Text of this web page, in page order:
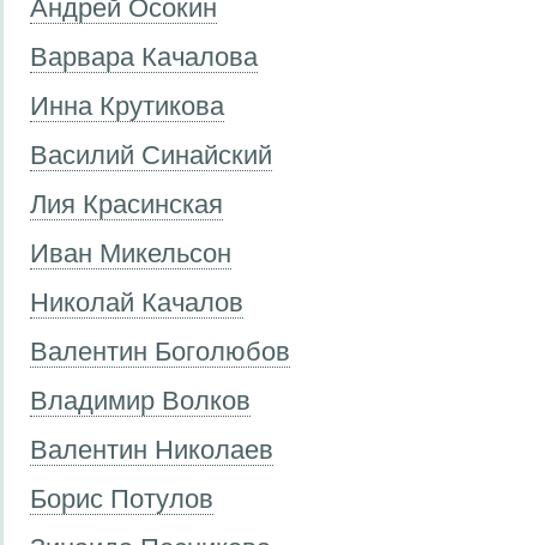
Андрей Осокин
Варвара Качалова
Инна Крутикова
Василий Синайский
Лия Красинская
Иван Микельсон
Николай Качалов
Валентин Боголюбов
Владимир Волков
Валентин Николаев
Борис Потулов